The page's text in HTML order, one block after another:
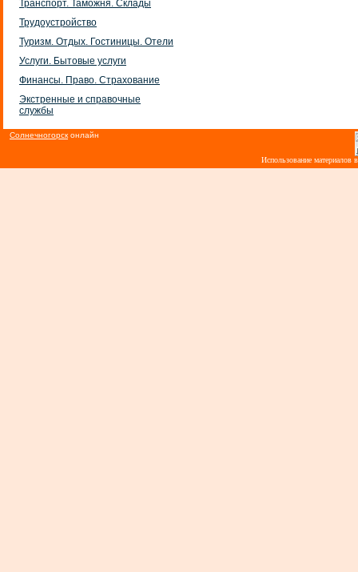
Транспорт. Таможня. Склады
Трудоустройство
Туризм. Отдых. Гостиницы. Отели
Услуги. Бытовые услуги
Финансы. Право. Страхование
Экстренные и справочные
службы
Солнечногорск онлайн
Использование материалов